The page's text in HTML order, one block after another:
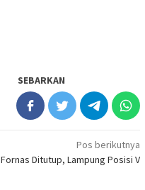
SEBARKAN
Pos berikutnya
Fornas Ditutup, Lampung Posisi V